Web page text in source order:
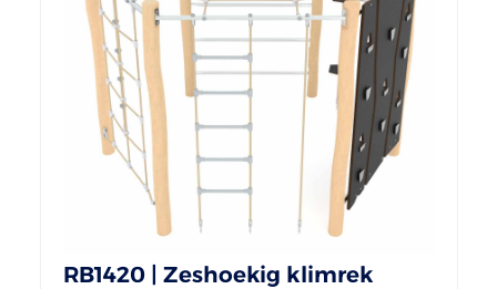
RB1420 | Zeshoekig klimrek